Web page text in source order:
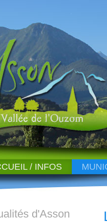
/ INFOS
d'Asson